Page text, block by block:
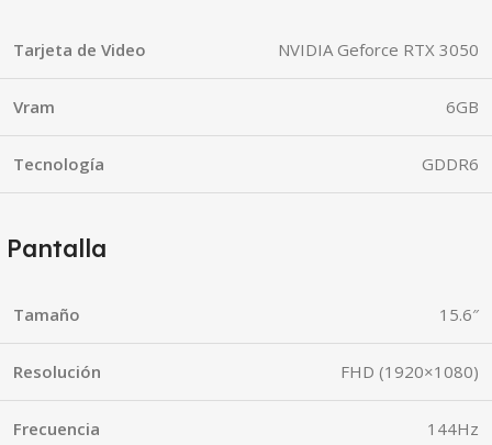
Tarjeta de Video NVIDIA Geforce RTX 3050
Vram 6GB
Tecnología GDDR6
Pantalla
Tamaño 15.6″
Resolución FHD (1920×1080)
Frecuencia 144Hz